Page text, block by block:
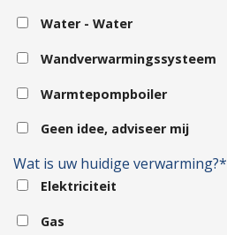
Water - Water
Wandverwarmingssysteem
Warmtepompboiler
Geen idee, adviseer mij
Wat is uw huidige verwarming?*
Elektriciteit
Gas